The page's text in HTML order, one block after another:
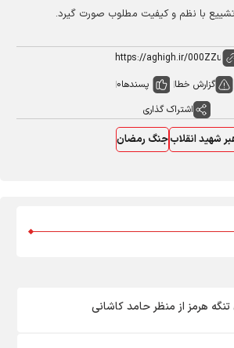
با نظم و کیفیت مطلوب صورت گیرد.
گزارش خطا پسندها0
اشتراک گذاری
شهید انقلابجنگ رمضان
هرمز از منظر حامد کاشانی